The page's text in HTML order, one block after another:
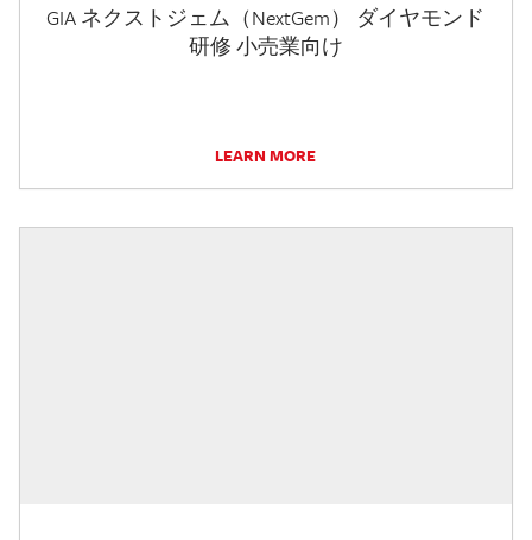
GIA ネクストジェム（NextGem） ダイヤモンド
研修 小売業向け
LEARN MORE